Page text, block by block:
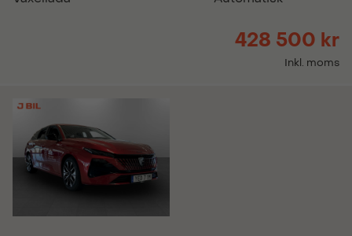
428 500 kr
Inkl. moms